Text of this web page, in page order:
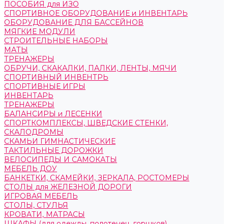
ПОСОБИЯ для ИЗО
СПОРТИВНОЕ ОБОРУДОВАНИЕ и ИНВЕНТАРЬ
ОБОРУДОВАНИЕ ДЛЯ БАССЕЙНОВ
МЯГКИЕ МОДУЛИ
СТРОИТЕЛЬНЫЕ НАБОРЫ
МАТЫ
ТРЕНАЖЕРЫ
ОБРУЧИ, СКАКАЛКИ, ПАЛКИ, ЛЕНТЫ, МЯЧИ
СПОРТИВНЫЙ ИНВЕНТРЬ
СПОРТИВНЫЕ ИГРЫ
ИНВЕНТАРЬ
ТРЕНАЖЕРЫ
БАЛАНСИРЫ и ЛЕСЕНКИ
СПОРТКОМПЛЕКСЫ, ШВЕДСКИЕ СТЕНКИ,
СКАЛОДРОМЫ
СКАМЬИ ГИМНАСТИЧЕСКИЕ
ТАКТИЛЬНЫЕ ДОРОЖКИ
ВЕЛОСИПЕДЫ И САМОКАТЫ
МЕБЕЛЬ ДОУ
БАНКЕТКИ, СКАМЕЙКИ, ЗЕРКАЛА, РОСТОМЕРЫ
СТОЛЫ для ЖЕЛЕЗНОЙ ДОРОГИ
ИГРОВАЯ МЕБЕЛЬ
СТОЛЫ, СТУЛЬЯ
КРОВАТИ, МАТРАСЫ